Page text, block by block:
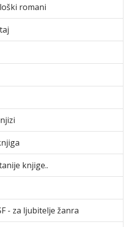
romani
knjige..
- za ljubitelje žanra